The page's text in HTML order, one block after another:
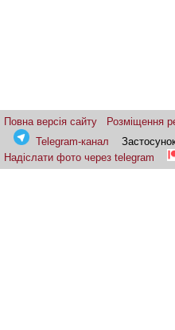
Повна версія сайту Розміщення
Telegram-канал
Надіслати фото через telegram